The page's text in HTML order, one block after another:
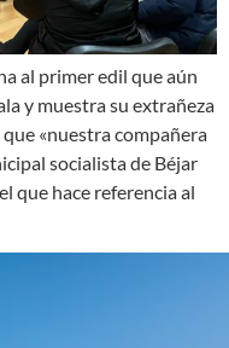
al primer edil que aún
y muestra su extrañeza
«nuestra compañera
socialista de Béjar
que hace referencia al